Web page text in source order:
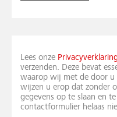
Lees onze Privacyverklaring
verzenden. Deze bevat
waarop wij met de door u
wijzen u erop dat zonder
gegevens op te slaan en
contactformulier helaas